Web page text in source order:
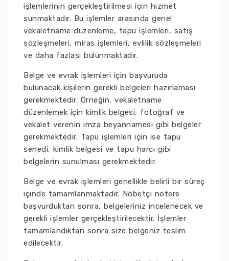
işlemlerinin gerçekleştirilmesi için hizmet
sunmaktadır. Bu işlemler arasında genel
vekaletname düzenleme, tapu işlemleri, satış
sözleşmeleri, miras işlemleri, evlilik sözleşmeleri
ve daha fazlası bulunmaktadır.
Belge ve evrak işlemleri için başvuruda
bulunacak kişilerin gerekli belgeleri hazırlaması
gerekmektedir. Örneğin, vekaletname
düzenlemek için kimlik belgesi, fotoğraf ve
vekalet verenin imza beyannamesi gibi belgeler
gerekmektedir. Tapu işlemleri için ise tapu
senedi, kimlik belgesi ve tapu harcı gibi
belgelerin sunulması gerekmektedir.
Belge ve evrak işlemleri genellikle belirli bir süreç
içinde tamamlanmaktadır. Nöbetçi notere
başvurduktan sonra, belgeleriniz incelenecek ve
gerekli işlemler gerçekleştirilecektir. İşlemler
tamamlandıktan sonra size belgeniz teslim
edilecektir.